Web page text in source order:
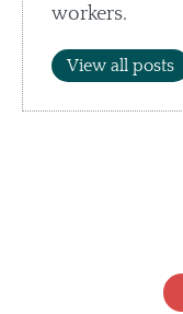
workers.
View all posts